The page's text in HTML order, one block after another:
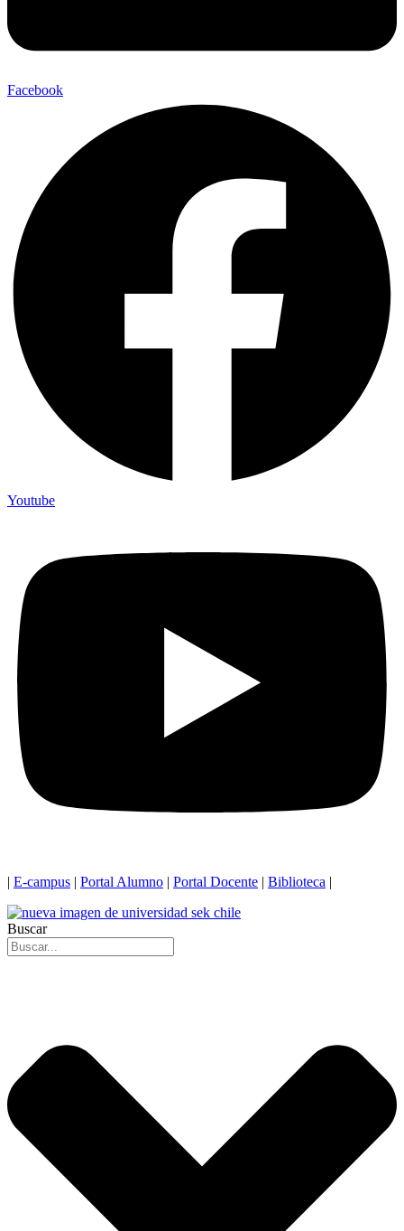
Facebook
Youtube
| E-campus | Portal Alumno | Portal Docente | Biblioteca |
Buscar